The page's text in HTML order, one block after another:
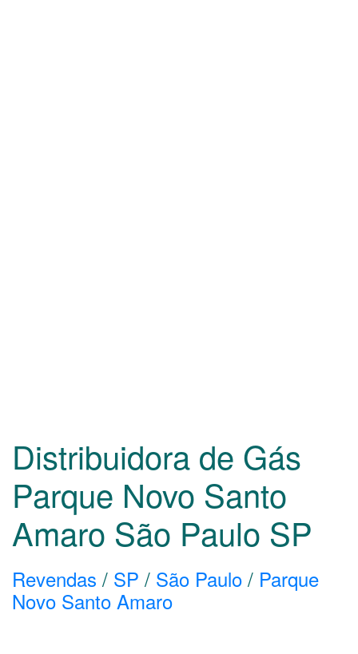
Distribuidora de Gás
Parque Novo Santo
Amaro São Paulo SP
Revendas / SP / São Paulo / Parque
Novo Santo Amaro